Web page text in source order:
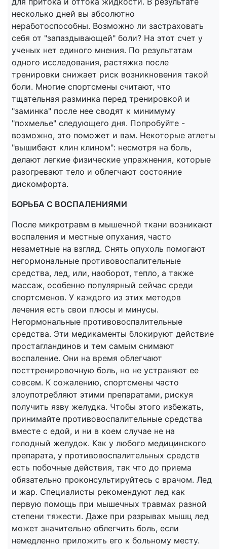
несколько дней вы абсолютно
неработоспособны. Возможно ли застраховать
себя от "запаздывающей" боли? На этот счет у
ученых нет единого мнения. По результатам
одного исследования, растяжка после
тренировки снижает риск возникновения такой
боли. Многие спортсмены считают, что
тщательная разминка перед тренировкой и
"заминка" после нее сводят к минимуму
"похмелье" следующего дня. Попробуйте -
возможно, это поможет и вам. Некоторые атлеты
"вышибают клин клином": несмотря на боль,
делают легкие физические упражнения, которые
разогревают тело и облегчают состояние
дискомфорта.
БОРЬБА С ВОСПАЛЕНИЯМИ
После микротравм в мышечной ткани возникают
воспаления и местные опухания, часто
незаметные на взгляд. Снять опухоль помогают
негормональные противовоспалительные
средства, лед, или, наоборот, тепло, а также
массаж, особенно популярный сейчас среди
спортсменов. У каждого из этих методов
лечения есть свои плюсы и минусы.
Негормональные противовоспалительные
средства. Эти медикаменты блокируют действие
простагландинов и тем самым снимают
воспаление. Они на время облегчают
посттренировочную боль, но не устраняют ее
совсем. К сожалению, спортсмены часто
злоупотребляют этими препаратами, рискуя
получить язву желудка. Чтобы этого избежать,
принимайте противовоспалительные средства
вместе с едой, и ни в коем случае не на
голодный желудок. Как у любого медицинского
препарата, у противовоспалительных средств
есть побочные действия, так что до приема
обязательно проконсультируйтесь с врачом. Лед
и жар. Специалисты рекомендуют лед как
первую помощь при мышечных травмах разной
степени тяжести. Даже при разрывах мышц лед
может значительно облегчить боль, если
немедленно приложить его к больному месту.